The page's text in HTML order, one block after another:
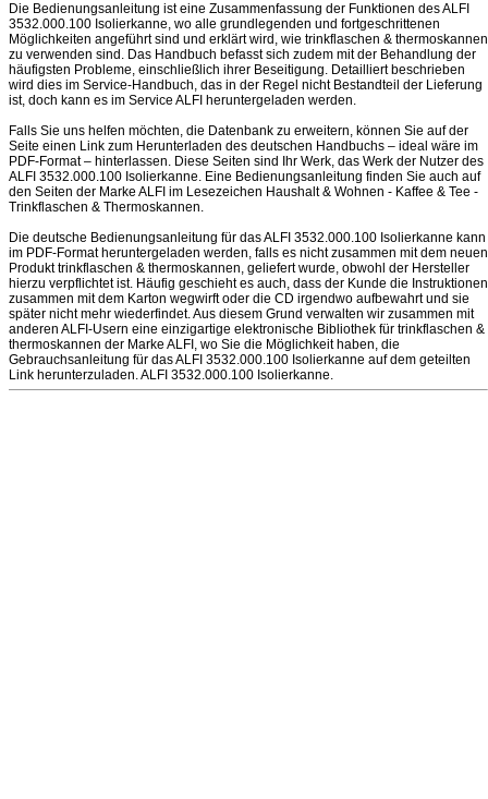
Die Bedienungsanleitung ist eine Zusammenfassung der Funktionen des ALFI
3532.000.100 Isolierkanne, wo alle grundlegenden und fortgeschrittenen
Möglichkeiten angeführt sind und erklärt wird, wie trinkflaschen & thermoskannen
zu verwenden sind. Das Handbuch befasst sich zudem mit der Behandlung der
häufigsten Probleme, einschließlich ihrer Beseitigung. Detailliert beschrieben
wird dies im Service-Handbuch, das in der Regel nicht Bestandteil der Lieferung
ist, doch kann es im Service ALFI heruntergeladen werden.
Falls Sie uns helfen möchten, die Datenbank zu erweitern, können Sie auf der
Seite einen Link zum Herunterladen des deutschen Handbuchs – ideal wäre im
PDF-Format – hinterlassen. Diese Seiten sind Ihr Werk, das Werk der Nutzer des
ALFI 3532.000.100 Isolierkanne. Eine Bedienungsanleitung finden Sie auch auf
den Seiten der Marke ALFI im Lesezeichen Haushalt & Wohnen - Kaffee & Tee -
Trinkflaschen & Thermoskannen.
Die deutsche Bedienungsanleitung für das ALFI 3532.000.100 Isolierkanne kann
im PDF-Format heruntergeladen werden, falls es nicht zusammen mit dem neuen
Produkt trinkflaschen & thermoskannen, geliefert wurde, obwohl der Hersteller
hierzu verpflichtet ist. Häufig geschieht es auch, dass der Kunde die Instruktionen
zusammen mit dem Karton wegwirft oder die CD irgendwo aufbewahrt und sie
später nicht mehr wiederfindet. Aus diesem Grund verwalten wir zusammen mit
anderen ALFI-Usern eine einzigartige elektronische Bibliothek für trinkflaschen &
thermoskannen der Marke ALFI, wo Sie die Möglichkeit haben, die
Gebrauchsanleitung für das ALFI 3532.000.100 Isolierkanne auf dem geteilten
Link herunterzuladen. ALFI 3532.000.100 Isolierkanne.